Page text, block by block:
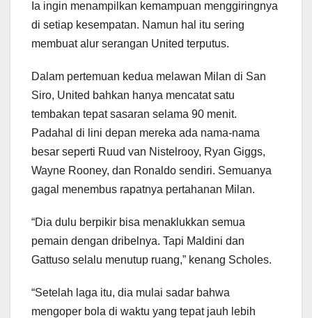
Ia ingin menampilkan kemampuan menggiringnya
di setiap kesempatan. Namun hal itu sering
membuat alur serangan United terputus.
Dalam pertemuan kedua melawan Milan di San
Siro, United bahkan hanya mencatat satu
tembakan tepat sasaran selama 90 menit.
Padahal di lini depan mereka ada nama-nama
besar seperti Ruud van Nistelrooy, Ryan Giggs,
Wayne Rooney, dan Ronaldo sendiri. Semuanya
gagal menembus rapatnya pertahanan Milan.
“Dia dulu berpikir bisa menaklukkan semua
pemain dengan dribelnya. Tapi Maldini dan
Gattuso selalu menutup ruang,” kenang Scholes.
“Setelah laga itu, dia mulai sadar bahwa
mengoper bola di waktu yang tepat jauh lebih